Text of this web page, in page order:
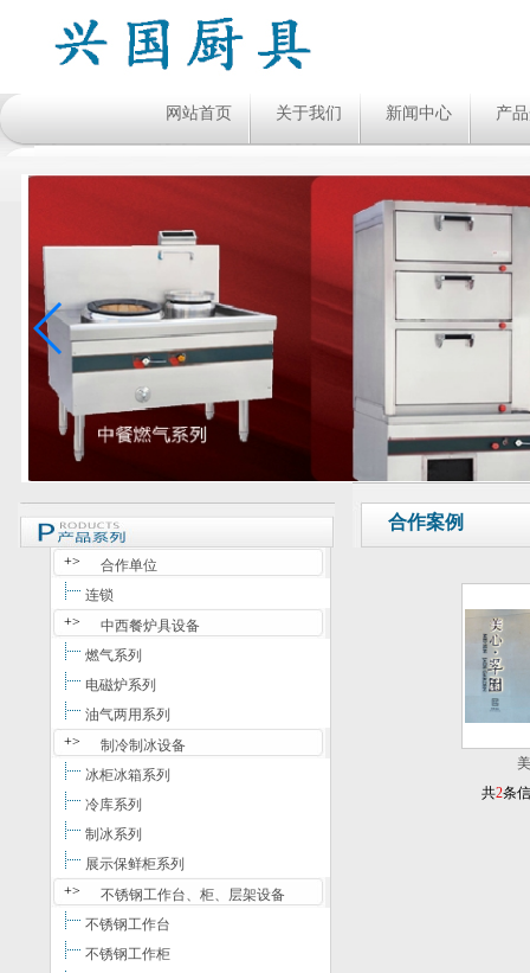
网站首页 关于我们 新闻中心 产
+>
合作单位
连锁
+>
中西餐炉具设备
燃气系列
电磁炉系列
油气两用系列
+>
制冷制冰设备
冰柜冰箱系列
冷库系列
制冰系列
展示保鲜柜系列
+>
不锈钢工作台、柜、层架设备
不锈钢工作台
不锈钢工作柜
合作案例
共2条